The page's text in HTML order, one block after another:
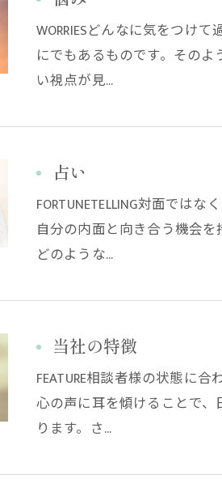
WORRIESどんなに気をつけ
にでもあるものです。その
い視点が見…
占い
FORTUNETELLING対面では
自分の内面と向き合う機会
どのような…
当社の特徴
FEATURE相談者様の状態に
心の声に耳を傾けることで
ります。さ…